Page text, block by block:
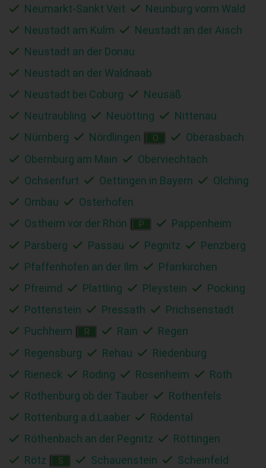
Neumarkt-Sankt Veit
Neunburg vorm Wald
Neustadt am Kulm
Neustadt an der Aisch
Neustadt an der Donau
Neustadt an der Waldnaab
Neustadt bei Coburg
Neusäß
Neutraubling
Neuötting
Nittenau
Nürnberg
Nördlingen O
Oberasbach
Obernburg am Main
Oberviechtach
Ochsenfurt
Oettingen in Bayern
Olching
Ornbau
Osterhofen
Ostheim vor der Rhön
P
Pappenheim
Parsberg
Passau Pegnitz
Penzberg
Pfaffenhofen an der Ilm
Pfarrkirchen
Pfreimd
Plattling Pleystein
Pocking
Pottenstein
Pressath
Prichsenstadt
Puchheim
R Rain
Regen
Regensburg
Rehau
Riedenburg
Rieneck
Roding Rosenheim
Roth
Rothenburg ob der Tauber
Rothenfels
Rottenburg a.d.Laaber
Rödental
Röthenbach an der Pegnitz
Röttingen
Rötz
S Schauenstein
Scheinfeld